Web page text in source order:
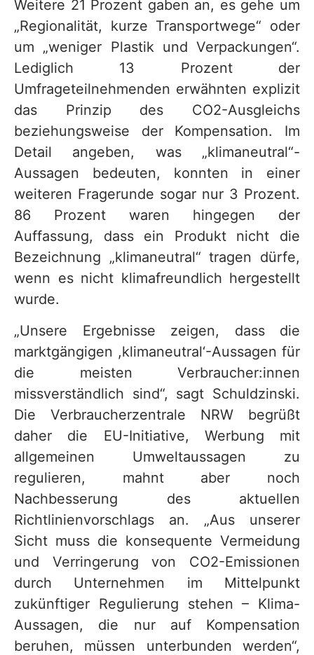
Weitere 21 Prozent gaben an, es gehe um
„Regionalität, kurze Transportwege“ oder
um „weniger Plastik und Verpackungen“.
Lediglich 13 Prozent der
Umfrageteilnehmenden erwähnten explizit
das Prinzip des CO2-Ausgleichs
beziehungsweise der Kompen­sation. Im
Detail angeben, was „klimaneutral“-
Aussagen bedeuten, konnten in einer
weiteren Fragerunde sogar nur 3 Prozent.
86 Prozent waren hingegen der
Auffassung, dass ein Produkt nicht die
Bezeichnung „klimaneutral“ tragen dürfe,
wenn es nicht klimafreundlich hergestellt
wurde.
„Unsere Ergebnisse zeigen, dass die
marktgängigen ,klimaneutral‘-Aussagen für
die meisten Verbraucher:innen
missverständlich sind“, sagt Schuldzinski.
Die Verbraucherzentrale NRW begrüßt
daher die EU-Initiative, Werbung mit
allgemeinen Umweltaussagen zu
regulieren, mahnt aber noch
Nachbesserung des aktuellen
Richtlinienvorschlags an. „Aus unserer
Sicht muss die konsequente Vermeidung
und Verringerung von CO2-Emissionen
durch Unternehmen im Mittelpunkt
zukünftiger Regulierung stehen – Klima-
Aussagen, die nur auf Kompensation
beruhen, müssen unterbunden werden“,